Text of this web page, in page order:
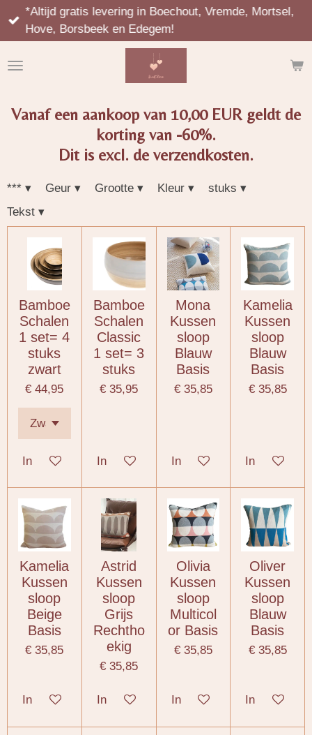
Ga
direct
de
*Altijd gratis levering in Boechout, Vremde, Mortsel,
Hove, Borsbeek en Edegem!
Vanaf een aankoop van 10,00 EUR geldt de
korting van -60%.
Dit is excl. de verzendkosten.
*** ▾ Geur ▾ Grootte ▾ Kleur ▾ stuks ▾
Tekst ▾
Bamboe
Schalen
1 set= 4
stuks
zwart
€ 44,95
In winkelwagen
Bamboe
Schalen
Classic
1 set= 3
stuks
€ 35,95
In winkelwagen
Mona
Kussen
sloop
Blauw
Basis
€ 35,85
In winkelwagen
Kamelia
Kussen
sloop
Blauw
Basis
€ 35,85
In
Kamelia
Kussen
sloop
Beige
Basis
€ 35,85
In winkelwagen
Astrid
Kussen
sloop
Grijs
Rechtho
ekig
€ 35,85
In winkelwagen
Olivia
Kussen
sloop
Multicol
or Basis
€ 35,85
In winkelwagen
Oliver
Kussen
sloop
Blauw
Basis
€ 35,85
In